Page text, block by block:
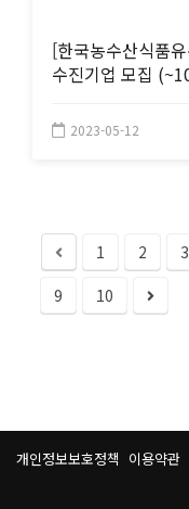
[한국농수산식품
수진기업 모집
2023-05-12
1 2 3
9
10
개인정보보호정책 이용약관